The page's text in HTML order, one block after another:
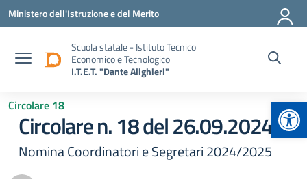
Vai ai contenuti
Vai al menu di navigazione
Vai al footer
Ministero dell'Istruzione e del Merito
Scuola statale - Istituto Tecnico
Economico e Tecnologico
I.T.E.T. "Dante Alighieri"
Circolare 18
Circolare n. 18 del 26.09.2024
Nomina Coordinatori e Segretari 2024/2025